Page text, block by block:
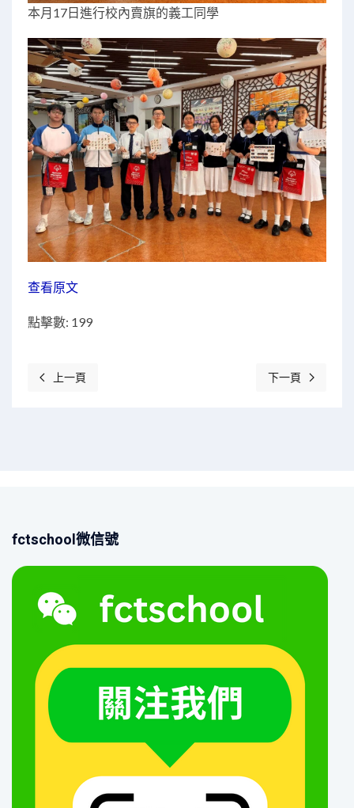
本月17日進行校內賣旗的義工同學
查看原文
點擊數: 199
上一篇文章: 我校參與「城市特搜2026」校際比賽展現青春擔當
上一頁 下一篇文章: 氹
下一頁
fctschool微信號